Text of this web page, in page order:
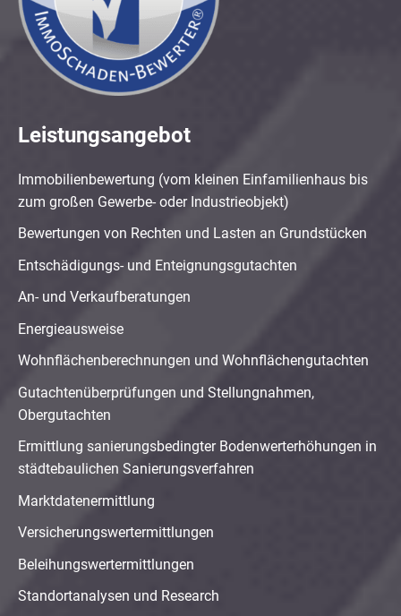
Leistungsangebot
Immobilienbewertung (vom kleinen Einfamilienhaus bis
zum großen Gewerbe- oder Industrieobjekt)
Bewertungen von Rechten und Lasten an Grundstücken
Entschädigungs- und Enteignungsgutachten
An- und Verkaufberatungen
Energieausweise
Wohnflächenberechnungen und Wohnflächengutachten
Gutachtenüberprüfungen und Stellungnahmen,
Obergutachten
Ermittlung sanierungsbedingter Bodenwerterhöhungen in
städtebaulichen Sanierungsverfahren
Marktdatenermittlung
Versicherungswertermittlungen
Beleihungswertermittlungen
Standortanalysen und Research